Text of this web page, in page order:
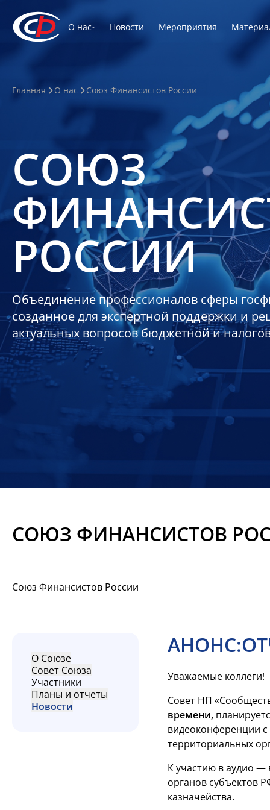
О нас Новости Мероприятия
Главная О нас Союз Финансистов России
СОЮЗ
РОССИИ
Объединение профессионалов сферы
созданное для экспертной поддержки и
актуальных вопросов бюджетной и
СОЮЗ ФИНАНСИСТОВ
Союз Финансистов России
О Союзе
Совет Союза
Участники
Планы и отчеты
Новости
Уважаемые коллеги!
Совет НП
времени,
видеоконференции
территориальных
К участию в аудио
органов субъектов
казначейства.